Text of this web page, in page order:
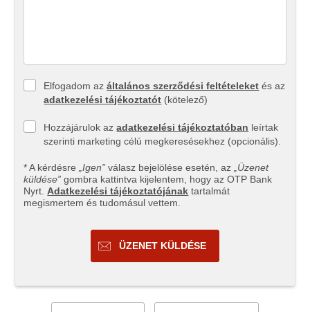
Elfogadom azáltalános szerződési feltételeket és az
adatkezelési tájékoztatót (kötelező)
Hozzájárulok azadatkezelési tájékoztatóban leírtak
szerinti marketing célú megkeresésekhez (opcionális).
* A kérdésre „Igen” válasz bejelölése esetén, az
„Üzenet
küldése” gombra kattintva kijelentem, hogy az OTP Bank
Nyrt. Adatkezelési tájékoztatójának tartalmát
megismertem és tudomásul vettem.
ÜZENET KÜLDÉSE